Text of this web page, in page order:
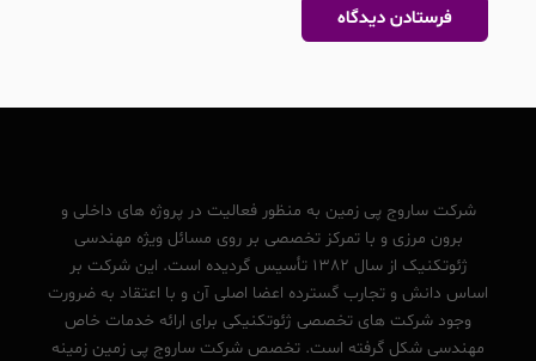
شرکت ساروج پی زمین به منظور فعالیت در پروژه های داخلی و
برون مرزی و با تمرکز تخصصی بر روی مسائل ویژه مهندسی
ژئوتکنیک از سال 1382 تأسیس گردیده است. این شرکت بر
اساس دانش و تجارب گسترده اعضا اصلی آن و با اعتقاد به ضرورت
وجود شرکت های تخصصی ژئوتکنیکی برای ارائه خدمات خاص
مهندسی شکل گرفته است. تخصص شرکت ساروج پی زمین زمینه